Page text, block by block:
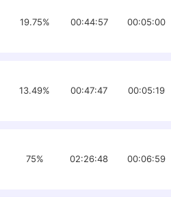
19.75% 00:44:57
00:05:00
13.49% 00:47:47
00:05:19
75% 02:26:48
00:06:59